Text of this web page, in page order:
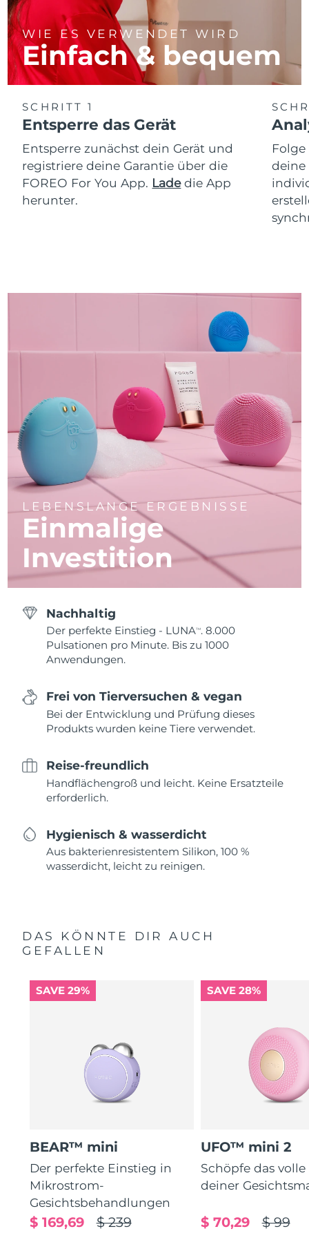
WIE ES VERWENDET WIRD
Einfach & bequem
SCHRITT 1
Entsperre das Gerät
Entsperre zunächst dein Gerät und
registriere deine Garantie über die
FOREO For You App. Ladedie App
herunter.
deine
LEBENSLANGE ERGEBNISSE
Einmalige
Investition
Nachhaltig
Der perfekte Einstieg - LUNATM . 8.000
Pulsationen pro Minute. Bis zu 1000
Anwendungen.
Frei von Tierversuchen & vegan
Bei der Entwicklung und Prüfung dieses
Produkts wurden keine Tiere verwendet.
Reise-freundlich
Handflächengroß und leicht. Keine Ersatzteile
erforderlich.
Hygienisch & wasserdicht
Aus bakterienresistentem Silikon, 100 %
wasserdicht, leicht zu reinigen.
DAS KÖNNTE DIR AUCH
GEFALLEN
SAVE 29%
BEAR™ mini
Der perfekte Einstieg in
Mikrostrom-
Gesichtsbehandlungen
$ 239
$ 169,69
SAVE 28%
UFO™ mini 2
Schöpfe das
deiner
$ 99
$ 70,29